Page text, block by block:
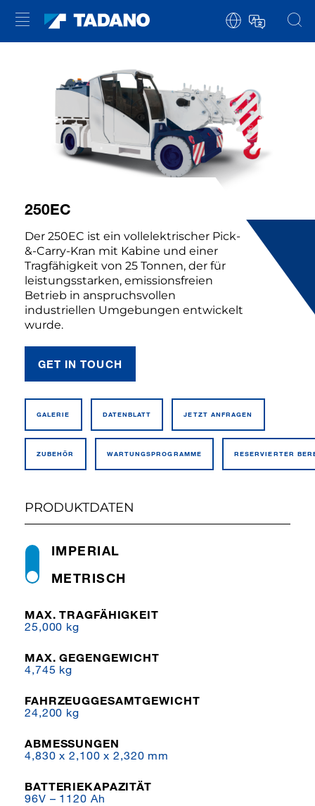
250EC
Der 250EC ist ein vollelektrischer Pick-
&-Carry-Kran mit Kabine und einer
Tragfähigkeit von 25 Tonnen, der für
leistungsstarken, emissionsfreien
Betrieb in anspruchsvollen
industriellen Umgebungen entwickelt
wurde.
GET IN TOUCH
GALERIE DATEN­BLATT JETZT ANFRAGEN
ZUBEHÖR WARTUNGSPROGRAMME RESERVIERTER
PRODUKTDATEN
METRISCH
IMPERIAL
MAX. TRAGFÄHIGKEIT
25,000 kg
MAX. GEGENGEWICHT
4,745 kg
FAHRZEUGGESAMTGEWICHT
24,200 kg
ABMESSUNGEN
4,830 x 2,100 x 2,320 mm
BATTERIEKAPAZITÄT
96V – 1120 Ah